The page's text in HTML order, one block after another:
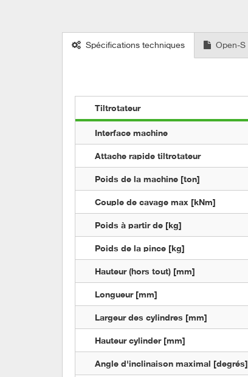
Spécifications techniques Open-S
Tiltrotateur
Interface machine
Attache rapide tiltrotateur
Poids de la machine [ton]
Couple de cavage max [kNm]
Poids à partir de [kg]
Poids de la pince [kg]
Hauteur (hors tout) [mm]
Longueur [mm]
Largeur des cylindres [mm]
Hauteur cylinder [mm]
Angle d'inclinaison maximal [degrés]